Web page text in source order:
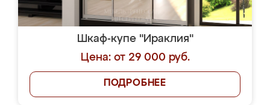
Шкаф-купе "Ираклия"
Цена: от 29 000 руб.
ПОДРОБНЕЕ